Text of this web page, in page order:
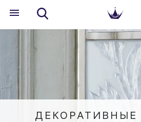
ДЕКОРАТИВНЫЕ